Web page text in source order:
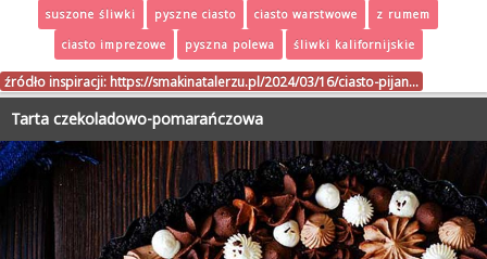
suszone śliwki
pyszne ciasto ciasto warstwowe
z rumem
ciasto imprezowe
pyszna polewa śliwki kalifornijskie
źródło inspiracji: https://smakinatalerzu.pl/2024/03/16/ciasto-pijan…
Tarta czekoladowo-pomarańczowa